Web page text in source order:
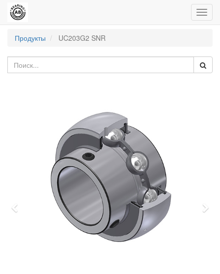
Продукты
UC203G2 SNR